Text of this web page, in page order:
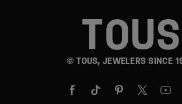
© TOUS, JEWELERS SINCE